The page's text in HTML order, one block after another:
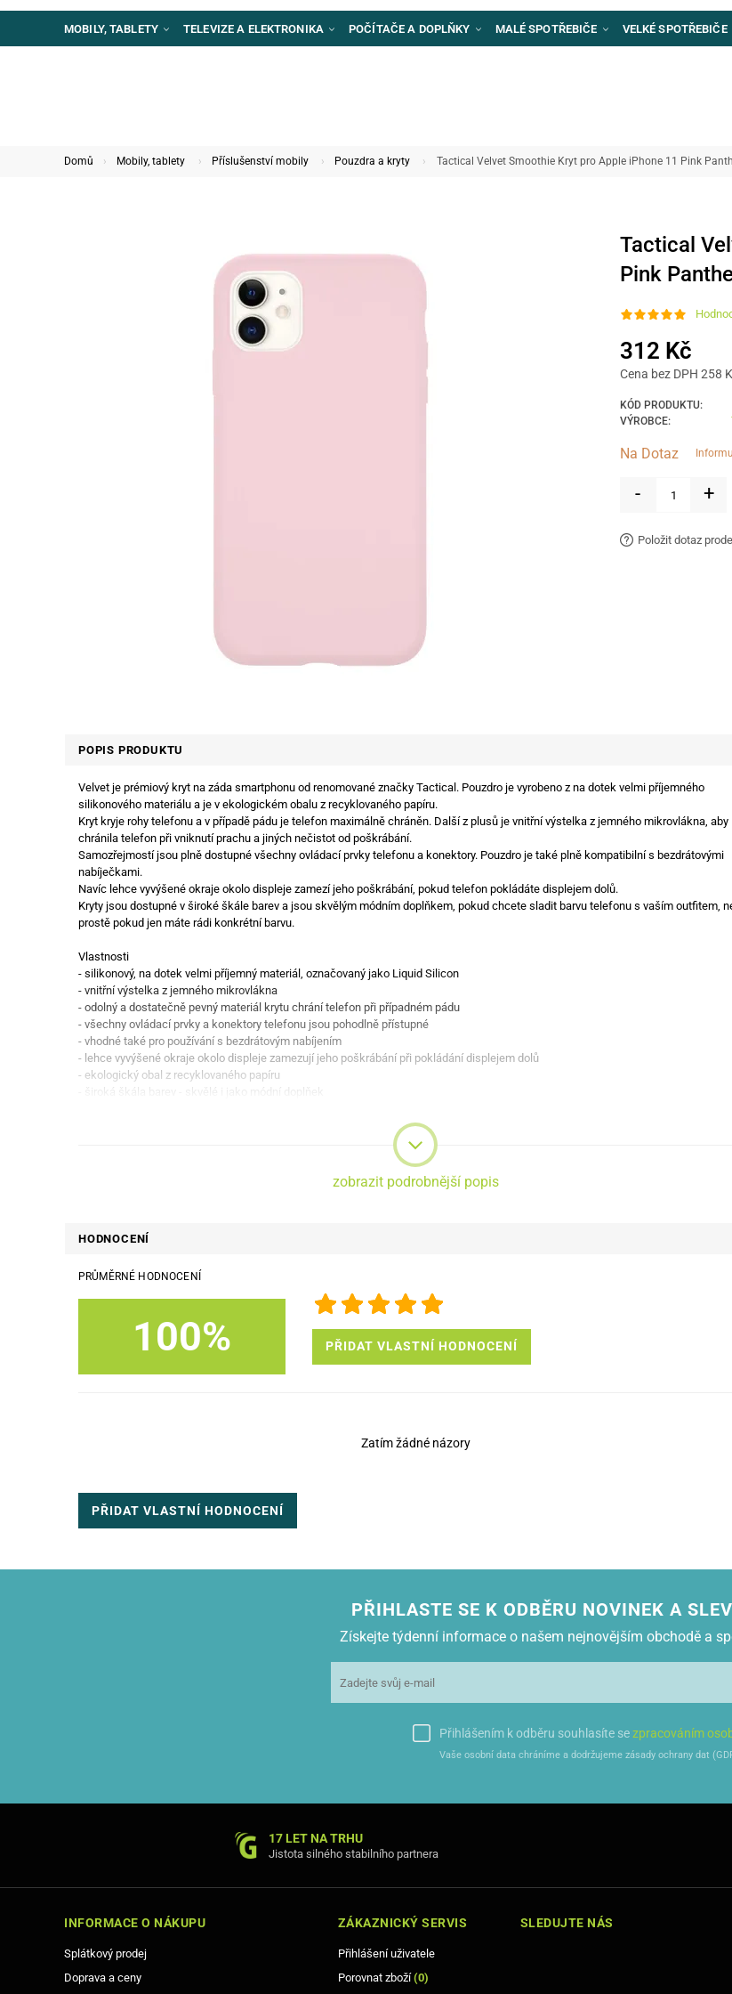
MOBILY, TABLETY TELEVIZE A ELEKTRONIKA POČÍTAČE A DOPLŇKY MALÉ SPOTŘEBIČE VELKÉ SPOTŘEBIČE
Domů Mobily, tablety Příslušenství mobily Pouzdra a kryty Tactical Velvet Smoothie Kryt pro Apple iPhone 11 Pink
Tactical
Pink
312 Kč
Cena bez DPH 258
KÓD PRODUKTU:
VÝROBCE:
Na Dotaz
- +
Položit dotaz
POPIS PRODUKTU
Velvet je prémiový kryt na záda smartphonu od renomované značky Tactical. Pouzdro je vyrobeno z na dotek velmi příjemného
silikonového materiálu a je v ekologickém obalu z recyklovaného papíru.
Kryt kryje rohy telefonu a v případě pádu je telefon maximálně chráněn. Další z plusů je vnitřní výstelka z jemného mikrovlákna, aby
chránila telefon při vniknutí prachu a jiných nečistot od poškrábání.
Samozřejmostí jsou plně dostupné všechny ovládací prvky telefonu a konektory. Pouzdro je také plně kompatibilní s bezdrátovými
nabíječkami.
Navíc lehce vyvýšené okraje okolo displeje zamezí jeho poškrábání, pokud telefon pokládáte displejem dolů.
Kryty jsou dostupné v široké škále barev a jsou skvělým módním doplňkem, pokud chcete sladit barvu telefonu s vaším outfitem,
prostě pokud jen máte rádi konkrétní barvu.
Vlastnosti
- silikonový, na dotek velmi příjemný materiál, označovaný jako Liquid Silicon
- vnitřní výstelka z jemného mikrovlákna
- odolný a dostatečně pevný materiál krytu chrání telefon při případném pádu
- všechny ovládací prvky a konektory telefonu jsou pohodlně přístupné
- vhodné také pro používání s bezdrátovým nabíjením
- lehce vyvýšené okraje okolo displeje zamezují jeho poškrábání při pokládání displejem dolů
- ekologický obal z recyklovaného papíru
- široká škála barev - skvělé i jako módní doplňek
zobrazit podrobnější popis
HODNOCENÍ
PRŮMĚRNÉ HODNOCENÍ
100% PŘIDAT VLASTNÍ HODNOCENÍ
Zatím žádné názory
PŘIDAT VLASTNÍ HODNOCENÍ
PŘIHLASTE SE K ODBĚRU NOVINEK A
Získejte týdenní informace o našem nejnovějším obchodě a
Přihlášením k odběru souhlasíte sezpracováním
Vaše osobní data chráníme a dodržujeme zásady ochrany dat
17 LET NA TRHU
Jistota silného stabilního partnera
INFORMACE O NÁKUPU
Splátkový prodej
Doprava a ceny
ZÁKAZNICKÝ SERVIS
Přihlášení uživatele
Porovnat zboží(0)
SLEDUJTE NÁS